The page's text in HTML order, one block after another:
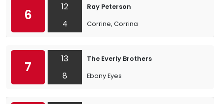
6
12
4
Ray Peterson
Corrine, Corrina
7
13
8
The Everly Brothers
Ebony Eyes